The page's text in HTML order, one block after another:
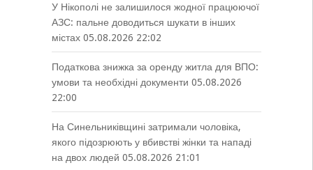
У Нікополі не залишилося жодної працюючої
АЗС: пальне доводиться шукати в інших
містах 05.08.2026 22:02
Податкова знижка за оренду житла для ВПО:
умови та необхідні документи 05.08.2026
22:00
На Синельниківщині затримали чоловіка,
якого підозрюють у вбивстві жінки та нападі
на двох людей 05.08.2026 21:01